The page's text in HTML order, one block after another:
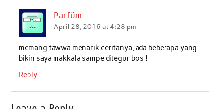
Parfüm
April 28, 2016 at 4:28 pm
memang tawwa menarik ceritanya, ada beberapa yang
bikin saya makkala sampe ditegur bos !
Reply